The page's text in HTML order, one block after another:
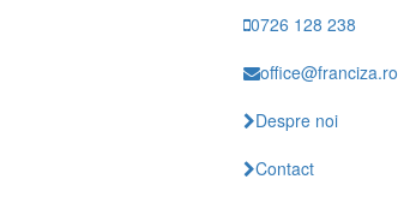
0726 128 238
office@franciza.ro
Despre noi
Contact